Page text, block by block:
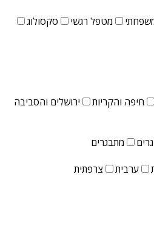
מטפל רגשי
סקסולוג
חיפה והקריות ירושלים והסביבה
מתבגרים
ערבית צרפתית